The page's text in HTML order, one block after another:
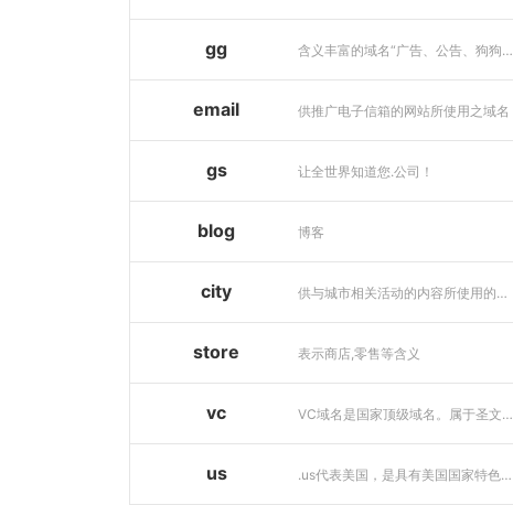
gg 含义丰富的域名“广告、公告、狗狗……”互联网行业首选后缀！
email 供推广电子信箱的网站所使用之域名
gs 让全世界知道您.公司！
blog 博客
city 供与城市相关活动的内容所使用的域名
store 表示商店,零售等含义
vc VC域名是国家顶级域名。属于圣文森特和格林纳丁斯国家顶级域名（ccTLD）后缀。
us .us代表美国，是具有美国国家特色的国别域名，适合在美公司注册。